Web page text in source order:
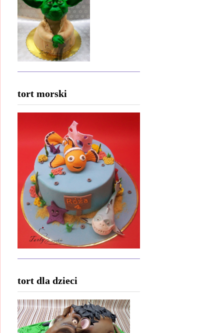
tort morski
tort dla dzieci